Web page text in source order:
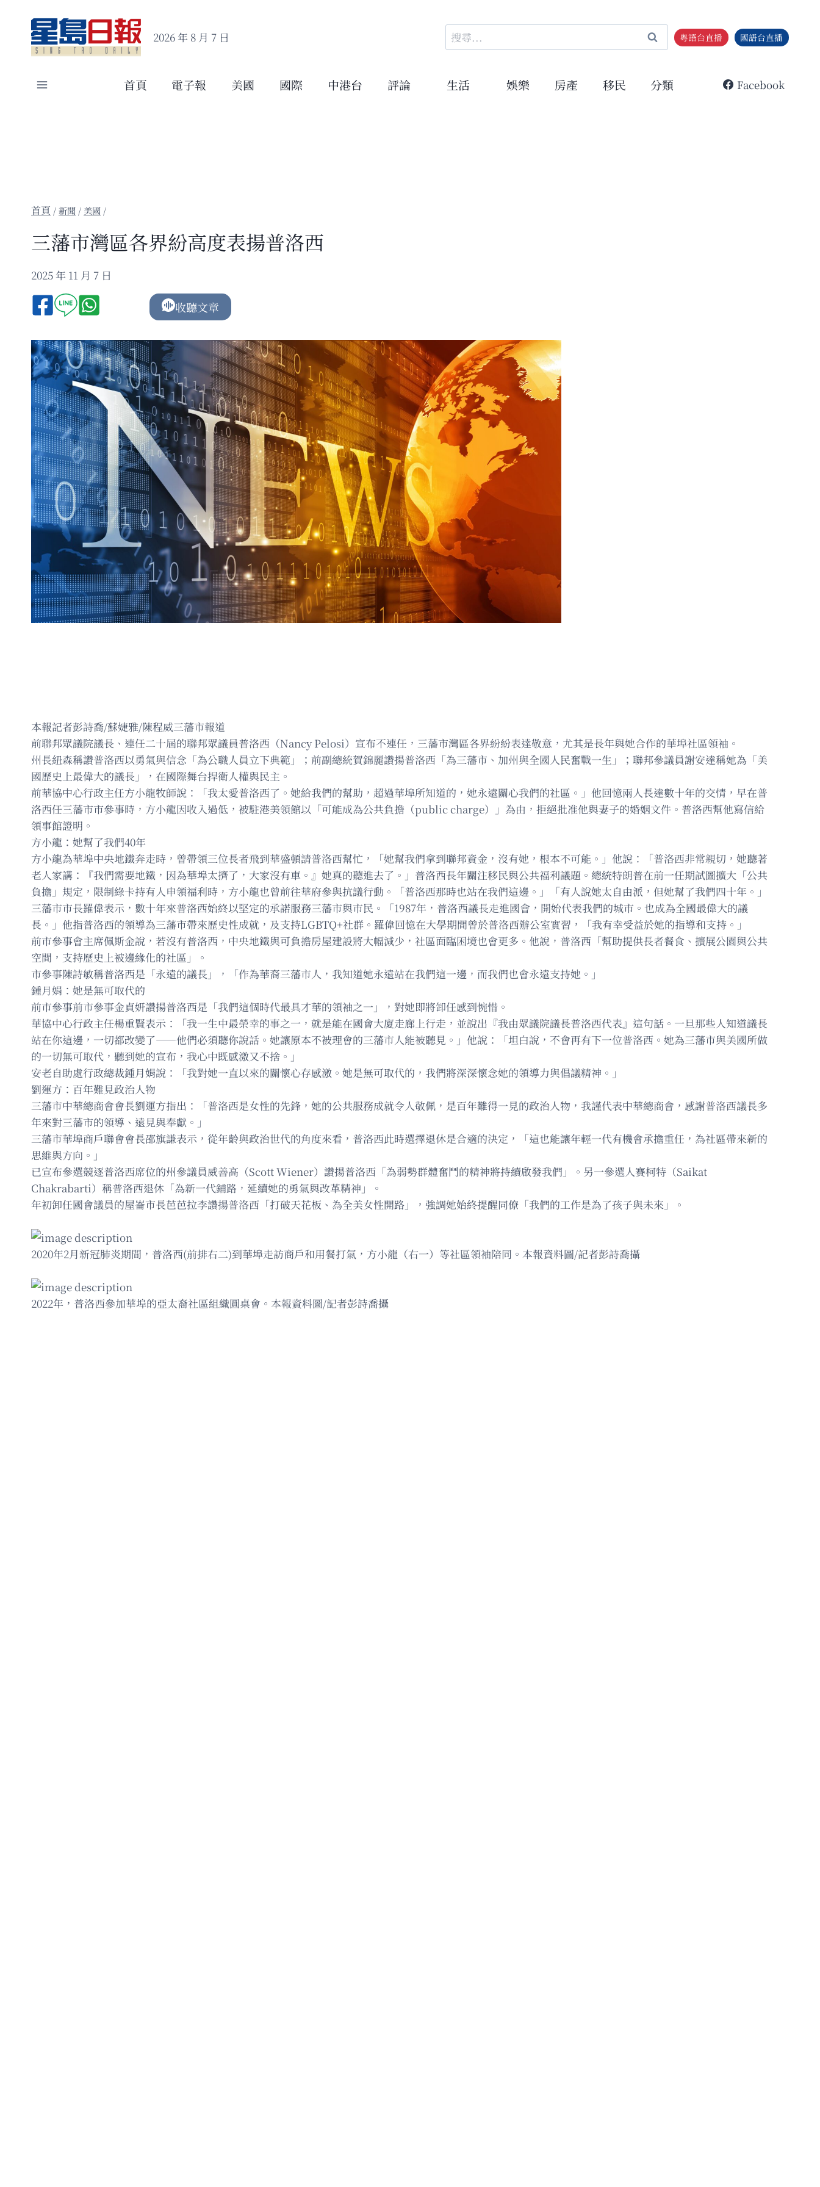
content
2026 年 8 月 7 日
搜
尋
鍵
粵語台直播 國語台直播
首頁 電子報 美國 國際 中港台 評論 生活 娛樂 房產 移民 分類 Facebook
/新聞 / 美國 /
三藩市灣區各界紛高度表揚普洛西
2025 年 11 月 7 日
收聽文章
本報記者彭詩喬/蘇婕雅/陳程威三藩市報道
前聯邦眾議院議長、連任二十屆的聯邦眾議員普洛西（Nancy Pelosi）宣布不連任，三藩市灣區各界紛紛表達敬意，尤其是長年與她合作的華埠社區領袖。
州長紐森稱讚普洛西以勇氣與信念「為公職人員立下典範」；前副總統賀錦麗讚揚普洛西「為三藩市、加州與全國人民奮戰一生」；聯邦參議員謝安達稱她為「美
國歷史上最偉大的議長」，在國際舞台捍衛人權與民主。
前華協中心行政主任方小龍牧師說：「我太愛普洛西了。她給我們的幫助，超過華埠所知道的，她永遠關心我們的社區。」他回憶兩人長達數十年的交情，早在普
洛西任三藩市市參事時，方小龍因收入過低，被駐港美領館以「可能成為公共負擔（public charge）」為由，拒絕批准他與妻子的婚姻文件。普洛西幫他寫信給
領事館證明。
方小龍：她幫了我們40年
方小龍為華埠中央地鐵奔走時，曾帶領三位長者飛到華盛頓請普洛西幫忙，「她幫我們拿到聯邦資金，沒有她，根本不可能。」他說：「普洛西非常親切，她聽著
老人家講：『我們需要地鐵，因為華埠太擠了，大家沒有車。』她真的聽進去了。」普洛西長年關注移民與公共福利議題。總統特朗普在前一任期試圖擴大「公共
負擔」規定，限制綠卡持有人申領福利時，方小龍也曾前往華府參與抗議行動。「普洛西那時也站在我們這邊。」「有人說她太自由派，但她幫了我們四十年。」
三藩市市長羅偉表示，數十年來普洛西始終以堅定的承諾服務三藩市與市民。「1987年，普洛西議長走進國會，開始代表我們的城市。也成為全國最偉大的議
長。」他指普洛西的領導為三藩市帶來歷史性成就，及支持LGBTQ+社群。羅偉回憶在大學期間曾於普洛西辦公室實習，「我有幸受益於她的指導和支持。」
前市參事會主席佩斯金說，若沒有普洛西，中央地鐵與可負擔房屋建設將大幅減少，社區面臨困境也會更多。他說，普洛西「幫助提供長者餐食、擴展公園與公共
空間，支持歷史上被邊緣化的社區」。
市參事陳詩敏稱普洛西是「永遠的議長」，「作為華裔三藩市人，我知道她永遠站在我們這一邊，而我們也會永遠支持她。」
鍾月娟：她是無可取代的
前市參事前市參事金貞妍讚揚普洛西是「我們這個時代最具才華的領袖之一」，對她即將卸任感到惋惜。
華協中心行政主任楊重賢表示：「我一生中最榮幸的事之一，就是能在國會大廈走廊上行走，並說出『我由眾議院議長普洛西代表』這句話。一旦那些人知道議長
站在你這邊，一切都改變了——他們必須聽你說話。她讓原本不被理會的三藩市人能被聽見。」他說：「坦白說，不會再有下一位普洛西。她為三藩市與美國所做
的一切無可取代，聽到她的宣布，我心中既感激又不捨。」
安老自助處行政總裁鍾月娟說：「我對她一直以來的關懷心存感激。她是無可取代的，我們將深深懷念她的領導力與倡議精神。」
劉運方：百年難見政治人物
三藩市中華總商會會長劉運方指出：「普洛西是女性的先鋒，她的公共服務成就令人敬佩，是百年難得一見的政治人物，我謹代表中華總商會，感謝普洛西議長多
年來對三藩市的領導、遠見與奉獻。」
三藩市華埠商戶聯會會長邵旗謙表示，從年齡與政治世代的角度來看，普洛西此時選擇退休是合適的決定，「這也能讓年輕一代有機會承擔重任，為社區帶來新的
思維與方向。」
已宣布參選競逐普洛西席位的州參議員威善高（Scott Wiener）讚揚普洛西「為弱勢群體奮鬥的精神將持續啟發我們」。另一參選人賽柯特（Saikat
Chakrabarti）稱普洛西退休「為新一代鋪路，延續她的勇氣與改革精神」。
年初卸任國會議員的屋崙市長芭芭拉李讚揚普洛西「打破天花板、為全美女性開路」，強調她始終提醒同僚「我們的工作是為了孩子與未來」。
2020年2月新冠肺炎期間，普洛西(前排右二)到華埠走訪商戶和用餐打氣，方小龍（右一）等社區領袖陪同。本報資料圖/記者彭詩喬攝
2022年，普洛西參加華埠的亞太裔社區組織圓桌會。本報資料圖/記者彭詩喬攝